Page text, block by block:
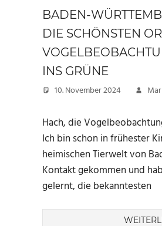
BADEN-
DIE SCHÖNSTEN
INS GRÜNE
10. November 2024
Hach, die
Ich bin schon in frühester
heimischen Tierwelt von
Kontakt gekommen und
gelernt, die bekanntesten